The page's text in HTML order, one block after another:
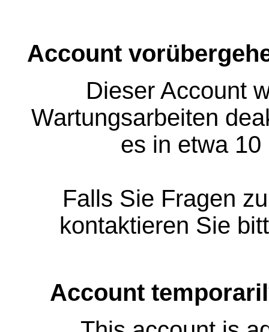
Account
Dieser Account
Wartungsarbeiten
es in etwa
Falls Sie Fragen
kontaktieren Sie
Account